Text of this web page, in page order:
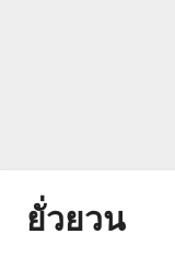
ยั่วยวน